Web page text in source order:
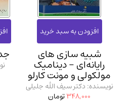
شبیه سازی‌ های
رایانه‌ای - دینامیک
مولکولی و مونت کارلو
نویسنده: دکتر سیف الله جلیلی
348,000تومان